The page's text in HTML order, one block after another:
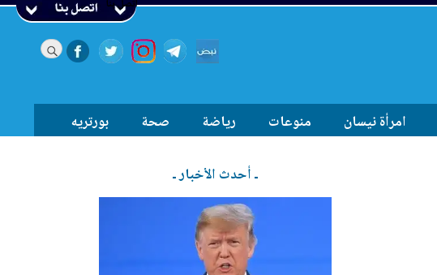
اتصل بنا
امرأة نيسان منوعات رياضة صحة بورتريه
ـ أحدث الأخبار ـ